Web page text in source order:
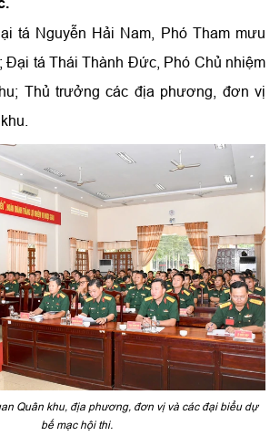
tá Nguyễn Hải Nam, Phó Tham mưu
Đại tá Thái Thành Đức, Phó Chủ nhiệm
Thủ trưởng các địa phương, đơn vị
Quân khu, địa phương, đơn vị và các đại biểu dự
bế mạc hội thi.